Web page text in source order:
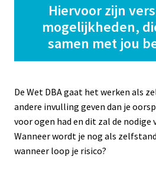
Hiervoor zijn
mogelijkheden,
samen met jou
De Wet DBA gaat het werken als
andere invulling geven dan je
voor ogen had en dit zal de nodige
Wanneer wordt je nog als
wanneer loop je risico?